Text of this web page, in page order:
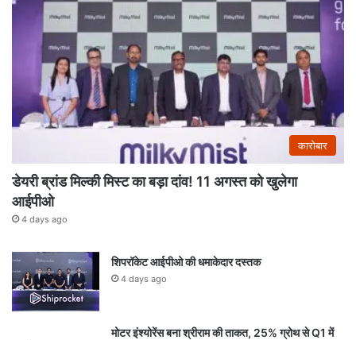
कारोबार
डेयरी ब्रांड मिल्की मिस्ट का बड़ा दांव! 11 अगस्त को खुलेगा
आईपीओ
4 days ago
शिपरॉकेट आईपीओ की धमाकेदार दस्तक
4 days ago
मोटर इंश्योरेंस बना श्रीराम की ताकत, 25% ग्रोथ से Q1 में